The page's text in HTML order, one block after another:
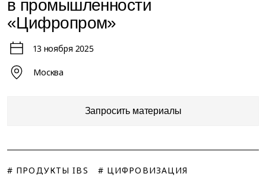
в промышленности
«Цифропром»
13 ноября 2025
Москва
Запросить материалы
# ПРОДУКТЫ IBS
# ЦИФРОВИЗАЦИЯ